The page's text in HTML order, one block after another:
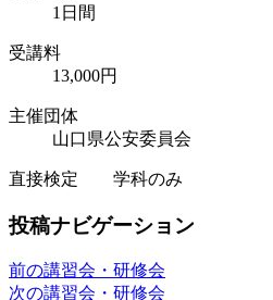
1日間
受講料
13,000円
主催団体
山口県公安委員会
直接検定 学科のみ
投稿ナビゲーション
前の講習会・研修会
次の講習会・研修会